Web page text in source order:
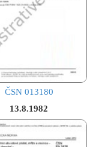
ČSN 013180
13.8.1982